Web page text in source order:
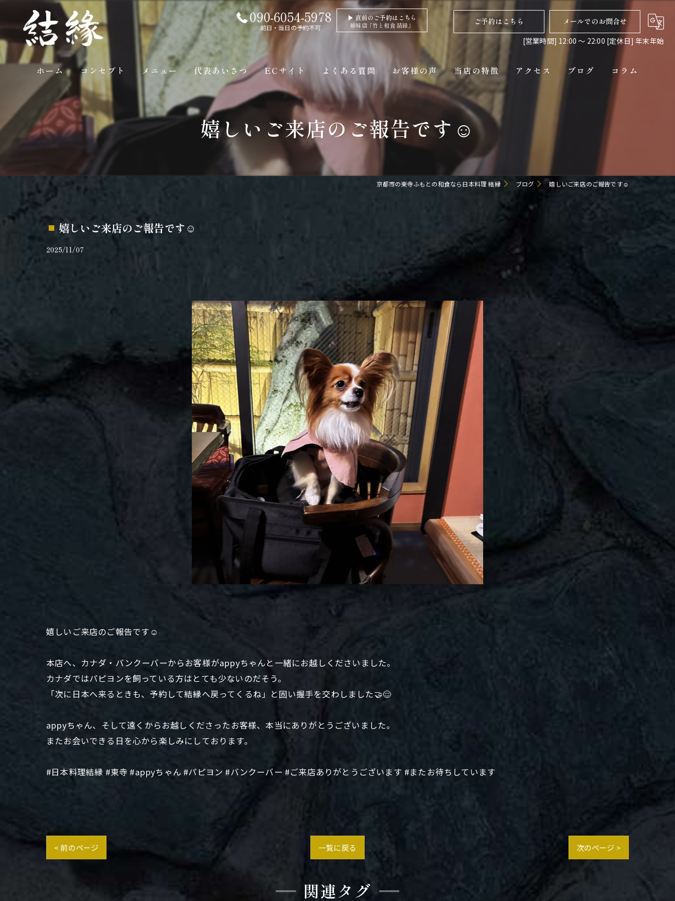
090-6054-5978
前日・当日の予約不可
▶ 直前のご予約はこちら
姉妹店「竹と和食 結縁」 ご予約はこちら
メールでのお問合せ
[営業時間] 12:00 〜 22:00 [定休日] 年末年始
ホーム コンセプト メニュー
ギャラリー
代表あいさつ ECサイト よくある質問 お客様の声 当店の特徴
ディナー
コース
ペット連れ
隠れ家
アクセス ブログ コラム
嬉しいご来店のご報告です☺️
京都市の東寺ふもとの和食なら日本料理 結縁 ブログ 嬉しいご来店のご報告です☺️
嬉しいご来店のご報告です☺️
2025/11/07
嬉しいご来店のご報告です☺️
本店へ、カナダ・バンクーバーからお客様がappyちゃんと一緒にお越しくださいました。
カナダではパピヨンを飼っている方はとても少ないのだそう。
「次に日本へ来るときも、予約して結縁へ戻ってくるね」と固い握手を交わしました🤝😌
appyちゃん、そして遠くからお越しくださったお客様、本当にありがとうございました。
またお会いできる日を心から楽しみにしております。
#日本料理結縁 #東寺 #appyちゃん #パピヨン #バンクーバー #ご来店ありがとうございます #またお待ちしています
< 前のページ 一覧に戻る 次のページ >
関連タグ